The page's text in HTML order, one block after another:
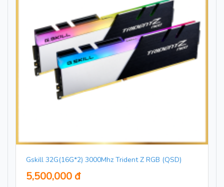
Gskill 32G(16G*2) 3000Mhz Trident Z RGB (QSD)
5,500,000 đ